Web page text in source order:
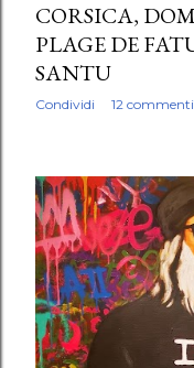
CORSICA,
PLAGE DE
SANTU
Condividi 12 commenti